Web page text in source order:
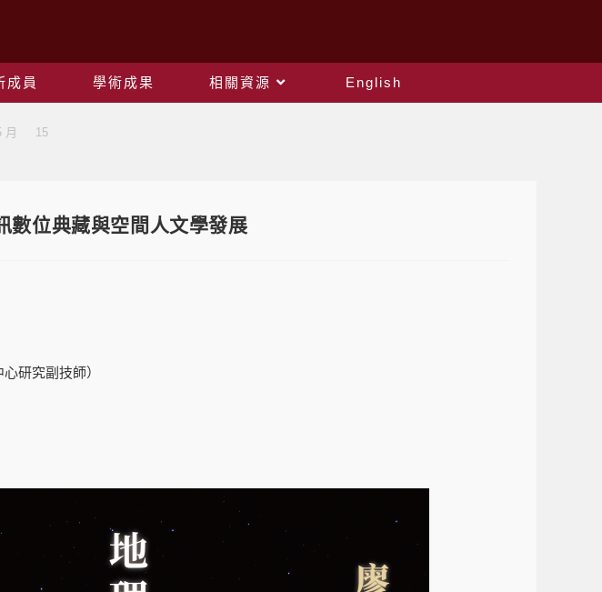
成員 學術成果 相關資源
English
月 15
數位典藏與空間人文學發展
研究副技師）